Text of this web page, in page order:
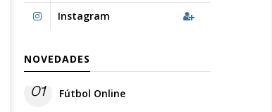
Instagram
NOVEDADES
01 Fútbol Online